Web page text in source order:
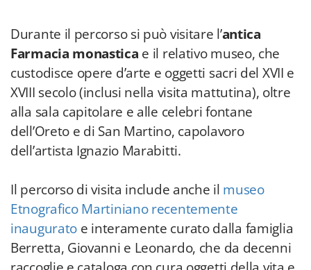
Durante il percorso si può visitare l’antica
Farmacia monastica e il relativo museo, che
custodisce opere d’arte e oggetti sacri del XVII e
XVIII secolo (inclusi nella visita mattutina), oltre
alla sala capitolare e alle celebri fontane
dell’Oreto e di San Martino, capolavoro
dell’artista Ignazio Marabitti.
Il percorso di visita include anche il museo
Etnografico Martiniano recentemente
inaugurato e interamente curato dalla famiglia
Berretta, Giovanni e Leonardo, che da decenni